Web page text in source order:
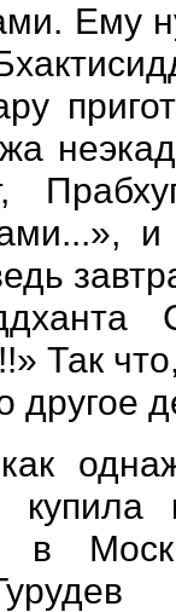
Ему
Так
другое
купила
в